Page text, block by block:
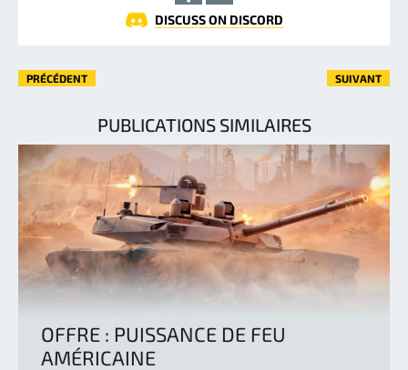
DISCUSS ON DISCORD
PRÉCÉDENT SUIVANT
PUBLICATIONS SIMILAIRES
OFFRE : PUISSANCE DE FEU
AMÉRICAINE